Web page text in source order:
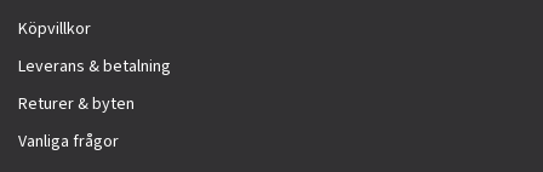
Köpvillkor
Leverans & betalning
Returer & byten
Vanliga frågor